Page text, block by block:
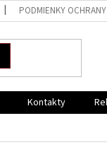
PODMIENKY OCHRANY
Kontakty